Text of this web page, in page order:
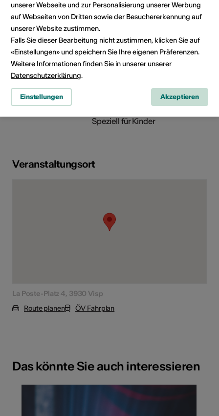
Webseite
Rubrik
Art der Veranstaltung
Bühnenkunst
Speziell für Kinder
Veranstaltungsort
La Poste-Platz 4, 3930 Visp
Route planen
ÖV Fahrplan
Das könnte Sie auch interessieren
unserer Webseite und zur Personalisierung unserer Werbung
auf Webseiten von Dritten sowie der Besuchererkennung auf
unserer Website zustimmen.
Falls Sie dieser Bearbeitung nicht zustimmen, klicken Sie auf
«Einstellungen» und speichern Sie Ihre eigenen Präferenzen.
Weitere Informationen finden Sie in unserer unserer
Datenschutzerklärung.
Einstellungen Akzeptieren